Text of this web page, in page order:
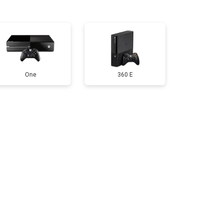
650 ₽ Заказать
300 ₽ Заказать
One 360 E